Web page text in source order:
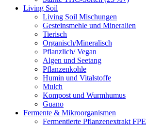
Living Soil
Living Soil Mischungen
Gesteinsmehle und Mineralien
Tierisch
Organisch/Mineralisch
Pflanzlich/ Vegan
Algen und Seetang
Pflanzenkohle
Humin und Vitalstoffe
Mulch
Kompost und Wurmhumus
Guano
Fermente & Mikroorganismen
Fermentierte Pflanzenextrakt FPE